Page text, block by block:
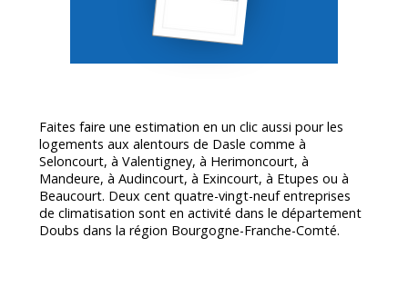
Faites faire une estimation en un clic aussi pour les
logements aux alentours de Dasle comme à
Seloncourt, à Valentigney, à Herimoncourt, à
Mandeure, à Audincourt, à Exincourt, à Etupes ou à
Beaucourt. Deux cent quatre-vingt-neuf entreprises
de climatisation sont en activité dans le département
Doubs dans la région Bourgogne-Franche-Comté.